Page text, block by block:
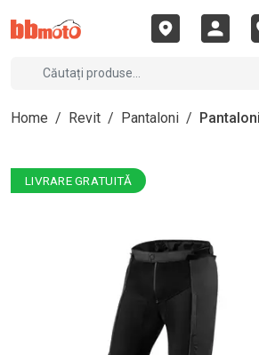
Home / Revit / Pantaloni /
LIVRARE GRATUITĂ